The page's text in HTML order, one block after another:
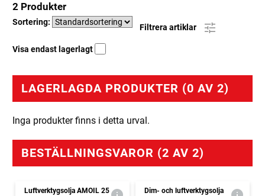
2 Produkter
Sortering:
Filtrera artiklar
Visa endast lagerlagt
LAGERLAGDA PRODUKTER (0 AV 2)
Inga produkter finns i detta urval.
BESTÄLLNINGSVAROR (2 AV 2)
Luftverktygsolja AMOIL 25 Dim- och luftverktygsolja